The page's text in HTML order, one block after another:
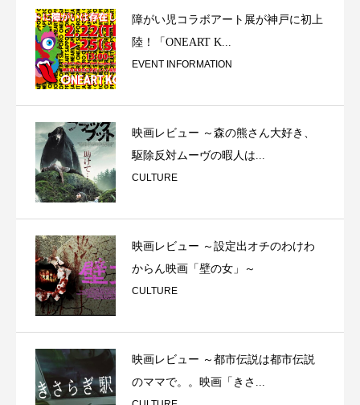
障がい児コラボアート展が神戸に初上
陸！「ONEART K...
EVENT INFORMATION
映画レビュー ～森の熊さん大好き、
駆除反対ムーヴの暇人は...
CULTURE
映画レビュー ～設定出オチのわけわ
からん映画「壁の女」～
CULTURE
映画レビュー ～都市伝説は都市伝説
のママで。。映画「きさ...